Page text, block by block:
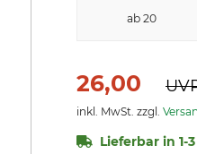
ab 20
26,00
inkl. MwSt. zzgl.
Lieferbar in 1-